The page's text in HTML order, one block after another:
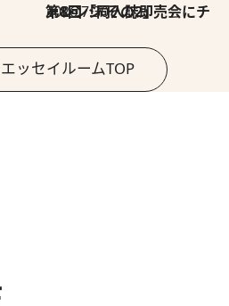
2026.7.30
第8回「同人誌即売会にチャレンジ その2」
ッセイルームTOP